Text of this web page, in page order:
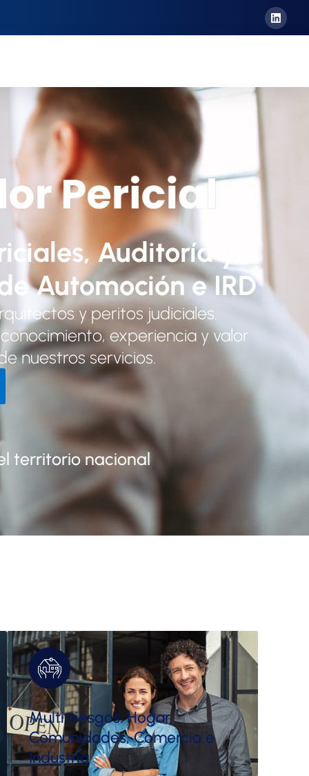
Auditoría y
Automoción e IRD
y peritos judiciales.
experiencia y valor
nuestros servicios.
territorio nacional
Multirriesgos: Hogar,
Comunidades, Comercio e
Industria